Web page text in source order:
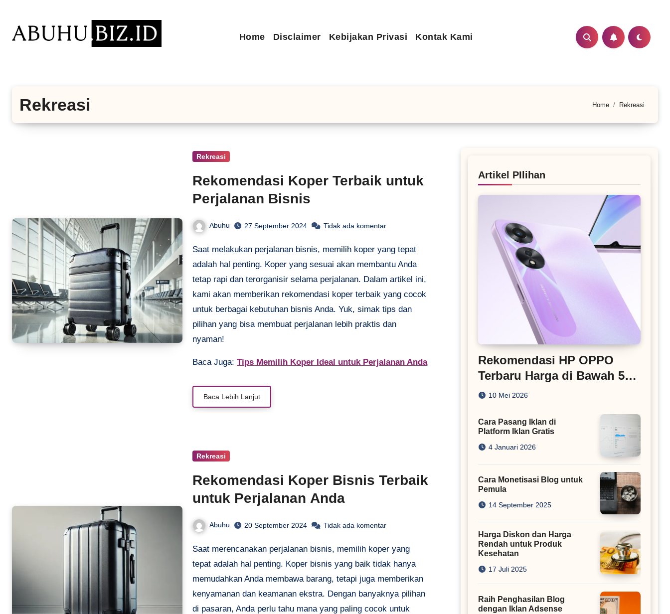
konten
Home Disclaimer Kebijakan Privasi Kontak Kami
Rekreasi Home Rekreasi
Rekreasi
Rekomendasi Koper Terbaik untuk
Perjalanan Bisnis
Abuhu 27 September 2024 Tidak ada komentar
Saat melakukan perjalanan bisnis, memilih koper yang tepat
adalah hal penting. Koper yang sesuai akan membantu Anda
tetap rapi dan terorganisir selama perjalanan. Dalam artikel ini,
kami akan memberikan rekomendasi koper terbaik yang cocok
untuk berbagai kebutuhan bisnis Anda. Yuk, simak tips dan
pilihan yang bisa membuat perjalanan lebih praktis dan
nyaman!
Baca Juga:Tips Memilih Koper Ideal untuk Perjalanan Anda
Baca Lebih Lanjut
Rekreasi
Rekomendasi Koper Bisnis Terbaik
untuk Perjalanan Anda
Abuhu 20 September 2024 Tidak ada komentar
Saat merencanakan perjalanan bisnis, memilih koper yang
tepat adalah hal penting. Koper bisnis yang baik tidak hanya
memudahkan Anda membawa barang, tetapi juga memberikan
kenyamanan dan keamanan ekstra. Dengan banyaknya pilihan
di pasaran, Anda perlu tahu mana yang paling cocok untuk
Artikel PIlihan
Rekomendasi HP OPPO
Terbaru Harga di Bawah 5
Juta
10 Mei 2026
Cara Pasang Iklan di
Platform Iklan Gratis
4 Januari 2026
Cara Monetisasi Blog untuk
Pemula
14 September 2025
Harga Diskon dan Harga
Rendah untuk Produk
Kesehatan
17 Juli 2025
Raih Penghasilan Blog
dengan Iklan Adsense